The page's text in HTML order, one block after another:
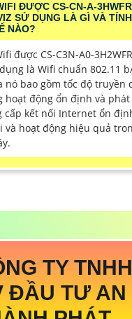
ĐƯỢC CS-CN-A-
SỬ DỤNG LÀ GÌ VÀ
NÀO?
được CS-C3N-A0-
là Wifi chuẩn 802.11
nó bao gồm tốc độ truyền
hoạt động ổn định và
cấp kết nối Internet ổn
và hoạt động hiệu quả
TY
ĐẦU TƯ AN